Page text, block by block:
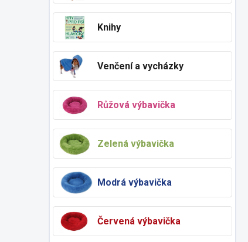
Knihy
Venčení a vycházky
Růžová výbavička
Zelená výbavička
Modrá výbavička
Červená výbavička